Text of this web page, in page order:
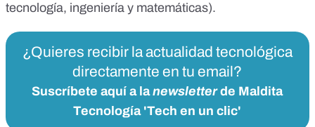
tecnología, ingeniería y matemáticas).
¿Quieres recibir la actualidad tecnológica
directamente en tu email?
Suscríbete aquí a lanewsletterde Maldita
Tecnología 'Tech en un clic'